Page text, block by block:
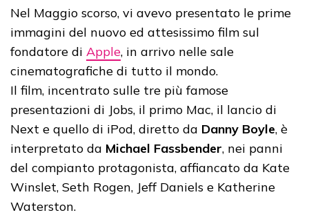
Nel Maggio scorso, vi avevo presentato le prime
immagini del nuovo ed attesissimo film sul
fondatore di Apple, in arrivo nelle sale
cinematografiche di tutto il mondo.
Il film, incentrato sulle tre più famose
presentazioni di Jobs, il primo Mac, il lancio di
Next e quello di iPod, diretto da Danny Boyle, è
interpretato da Michael Fassbender, nei panni
del compianto protagonista, affiancato da Kate
Winslet, Seth Rogen, Jeff Daniels e Katherine
Waterston.